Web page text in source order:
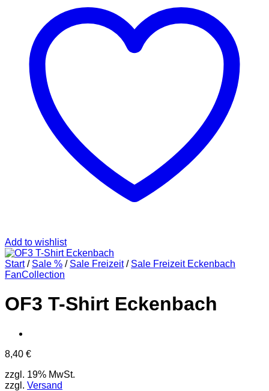
Add to wishlist
Start / Sale % / Sale Freizeit / Sale Freizeit Eckenbach
FanCollection
OF3 T-Shirt Eckenbach
8,40 €
zzgl. 19% MwSt.
zzgl. Versand